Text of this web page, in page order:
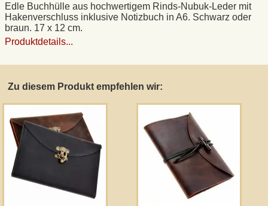
Edle Buchhülle aus hochwertigem Rinds-Nubuk-Leder mit
Hakenverschluss inklusive Notizbuch in A6. Schwarz oder
braun. 17 x 12 cm.
Produktdetails...
Zu diesem Produkt empfehlen wir:
Datenschutz
Widerrufsrecht
Anfertigung von Museumsrepliken
Mittelalter-Großhandel
AGB
Gästebuch